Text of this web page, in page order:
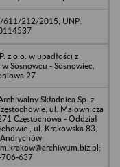
611/212/2015; UNP:
z o.o. w upadłości z
Sosnowcu - Sosnowiec,
27
Składnica Sp. z
ul. Malownicza
Częstochowa - Oddział
, ul. Krakowska 83,
637